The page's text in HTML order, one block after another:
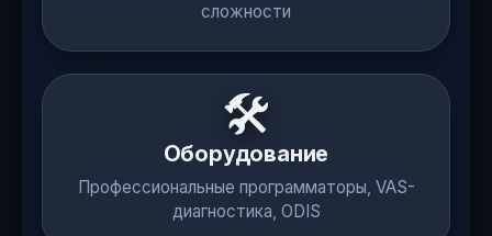
сложности
🛠️
Оборудование
Профессиональные программаторы, VAS-
диагностика, ODIS